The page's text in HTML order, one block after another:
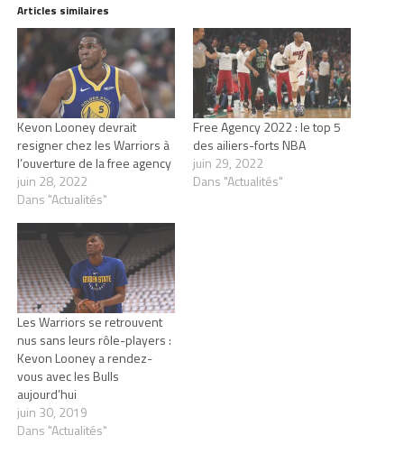
Articles similaires
Kevon Looney devrait
resigner chez les Warriors à
l’ouverture de la free agency
juin 28, 2022
Dans "Actualités"
Free Agency 2022 : le top 5
des ailiers-forts NBA
juin 29, 2022
Dans "Actualités"
Les Warriors se retrouvent
nus sans leurs rôle-players :
Kevon Looney a rendez-
vous avec les Bulls
aujourd’hui
juin 30, 2019
Dans "Actualités"